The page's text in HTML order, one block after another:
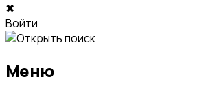
✖
Войти
Меню